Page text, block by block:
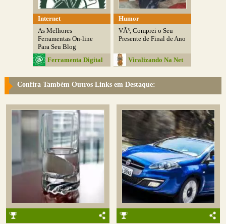
Internet
As Melhores
Ferramentas On-line
Para Seu Blog
Ferramenta Digital
Humor
VÃ³, Comprei o Seu
Presente de Final de Ano
Viralizando Na Net
Confira Também Outros Links em Destaque: